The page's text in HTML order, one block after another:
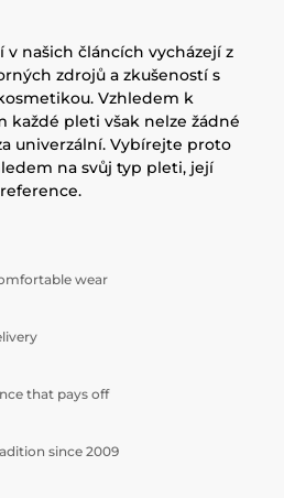
našich článcích vycházejí z
zdrojů a zkušeností s
Vzhledem k
pleti však nelze žádné
univerzální. Vybírejte proto
na svůj typ pleti, její
wear
that pays off
since 2009